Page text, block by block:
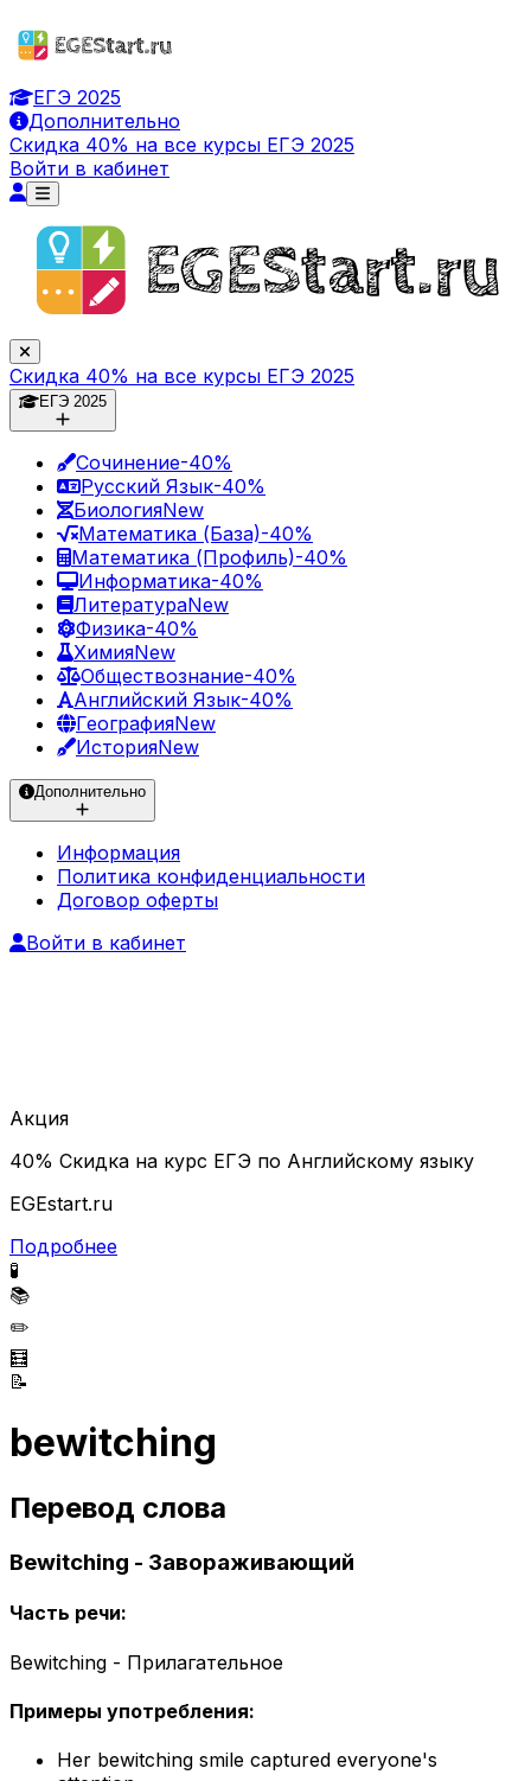
ЕГЭ 2025
Дополнительно
Скидка 40% на все курсы ЕГЭ 2025
Войти в кабинет
Скидка 40% на все курсы ЕГЭ 2025
ЕГЭ 2025
Сочинение-40%
Русский Язык-40%
БиологияNew
Математика (База)-40%
Математика (Профиль)-40%
Информатика-40%
ЛитератураNew
Физика-40%
ХимияNew
Обществознание-40%
Английский Язык-40%
ГеографияNew
ИсторияNew
Дополнительно
Информация
Политика конфиденциальности
Договор оферты
Войти в кабинет
Акция
40% Скидка на курс ЕГЭ по Английскому языку
EGEstart.ru
Подробнее
🧪
📚
✏️
🧮
📝
bewitching
Перевод слова
Bewitching - Завораживающий
Часть речи:
Bewitching - Прилагательное
Примеры употребления:
Her bewitching smile captured everyone's